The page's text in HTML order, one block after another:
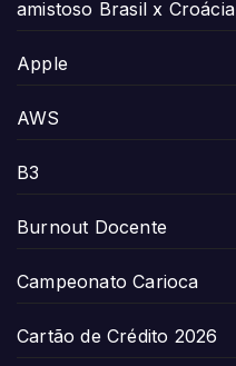
amistoso Brasil x Croácia
Apple
AWS
B3
Burnout Docente
Campeonato Carioca
Cartão de Crédito 2026